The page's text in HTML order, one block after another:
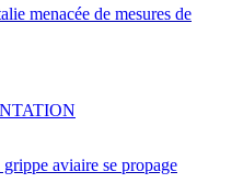
menacée de mesures de
aviaire se propage